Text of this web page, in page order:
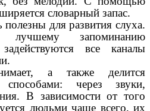
словарный запас.
для развития слуха.
лучшему запоминанию
все каналы
а также делится
через звуки,
В зависимости от того
людьми чаще всего, их